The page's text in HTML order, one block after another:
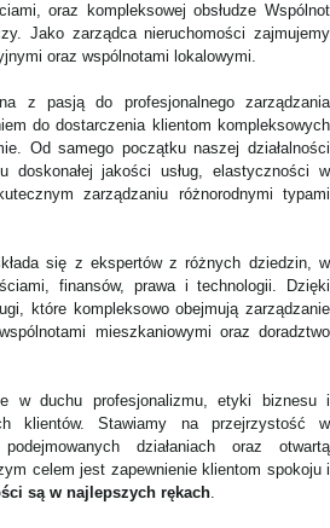
oraz kompleksowej obsłudze Wspólnot
Jako zarządca nieruchomości zajmujemy
oraz wspólnotami lokalowymi.
z pasją do profesjonalnego zarządzania
do dostarczenia klientom kompleksowych
Od samego początku naszej działalności
doskonałej jakości usług, elastyczności w
zarządzaniu różnorodnymi typami
się z ekspertów z różnych dziedzin, w
finansów, prawa i technologii. Dzięki
które kompleksowo obejmują zarządzanie
mieszkaniowymi oraz doradztwo
w duchu profesjonalizmu, etyki biznesu i
klientów. Stawiamy na przejrzystość w
działaniach oraz otwartą
celem jest zapewnienie klientom spokoju i
są w najlepszych rękach.